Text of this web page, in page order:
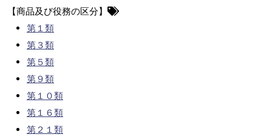
【商品及び役務の区分】
第１類
第３類
第５類
第９類
第１０類
第１６類
第２１類